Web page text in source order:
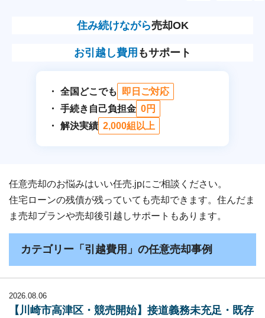
住み続けながら売却OK
お引越し費用 もサポート
全国どこでも
即日ご対応
手続き自己負担金 0円
解決実績 2,000組以上
任意売却のお悩みはいい任売.jpにご相談ください。
住宅ローンの残債が残っていても売却できます。住んだま
ま売却プランや売却後引越しサポートもあります。
カテゴリー「引越費用」の任意売却事例
2026.08.06
【川崎市高津区・競売開始】接道義務未充足・既存